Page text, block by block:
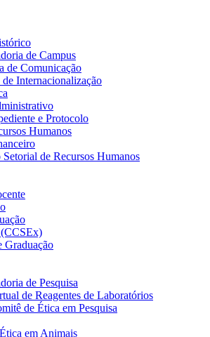
principal
de Campus
de Comunicação
Internacionalização
e Protocolo
Humanos
Setorial de Recursos Humanos
Graduação
de Pesquisa
de Reagentes de Laboratórios
de Ética em Pesquisa
em Animais